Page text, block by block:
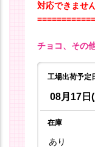
対応できませ
チョコ、その
工場出荷予定
08月17日
在庫
あり